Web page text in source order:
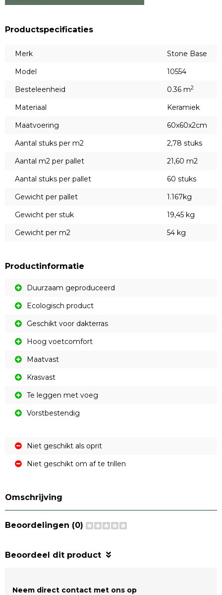
Productspecificaties
Merk
Stone Base
Model
10554
Besteleenheid
0.36 m2
Materiaal
Keramiek
Maatvoering
60x60x2cm
Aantal stuks per m2
2,78 stuks
Aantal m2 per pallet
21,60 m2
Aantal stuks per pallet
60 stuks
Gewicht per pallet
1.167kg
Gewicht per stuk
19,45 kg
Gewicht per m2
54 kg
Productinformatie
Duurzaam geproduceerd
Ecologisch product
Geschikt voor dakterras
Hoog voetcomfort
Maatvast
Krasvast
Te leggen met voeg
Vorstbestendig
Niet geschikt als oprit
Niet geschikt om af te trillen
Omschrijving
Beoordelingen (0)
Beoordeel dit product
Neem direct contact met ons op